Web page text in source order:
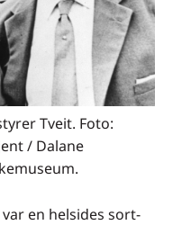
Tveit. Foto:
/ Dalane
en helsides sort-